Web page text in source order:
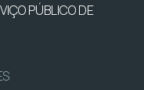
PÚBLICO DE